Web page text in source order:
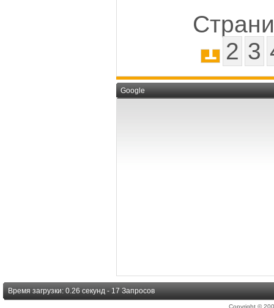
1 2 3
Google
Время загрузки: 0.26 секунд - 17 Запросов
Copyright ©